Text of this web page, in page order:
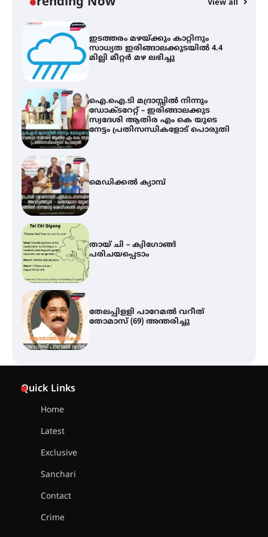
View all
ഇടത്തരം മഴയ്ക്കും കാറ്റിനും
സാധ്യത ഇരിങ്ങാലക്കുടയിൽ 4.4
മില്ലി മീറ്റർ മഴ ലഭിച്ചു
ഐ.ഐ.ടി മദ്രാസ്സിൽ നിന്നും
ഡോക്ടറേറ്റ് – ഇരിങ്ങാലക്കുട
സ്വദേശി ആതിര എം കെ യുടെ
നേട്ടം പ്രതിസന്ധികളോട് പൊരുതി
മെഡിക്കൽ ക്യാമ്പ്
തായ് ചി – ക്വിഗോങ്ങ്
പരിചയപ്പെടാം
തേലപ്പിളളി പാറേമൽ വറീത്
തോമാസ് (69) അന്തരിച്ചു
Quick Links
Home
Latest
Exclusive
Sanchari
Contact
Crime